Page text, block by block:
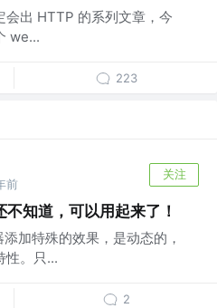
出 HTTP 的系列文章，今
we...
223
前
关注
知道，可以用起来了！
加特殊的效果，是动态的，
性。只...
2